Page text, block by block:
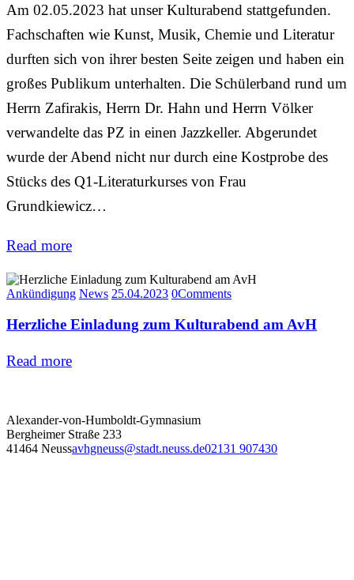
Am 02.05.2023 hat unser Kulturabend stattgefunden.
Fachschaften wie Kunst, Musik, Chemie und Literatur
durften sich von ihrer besten Seite zeigen und haben ein
großes Publikum unterhalten. Die Schülerband rund um
Herrn Zafirakis, Herrn Dr. Hahn und Herrn Völker
verwandelte das PZ in einen Jazzkeller. Abgerundet
wurde der Abend nicht nur durch eine Kostprobe des
Stücks des Q1-Literaturkurses von Frau
Grundkiewicz…
Read more
Ankündigung News 25.04.2023 0Comments
Herzliche Einladung zum Kulturabend am AvH
Read more
Alexander-von-Humboldt-Gymnasium
Bergheimer Straße 233
41464 Neussavhgneuss@stadt.neuss.de02131 907430